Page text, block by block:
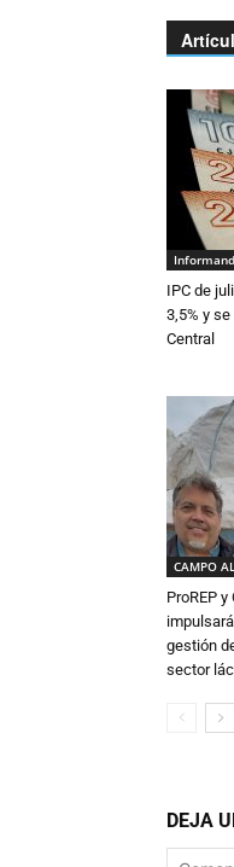
IPC de
3,5% y
Central
CAMPO
ProREP
gestión
sector
DEJA